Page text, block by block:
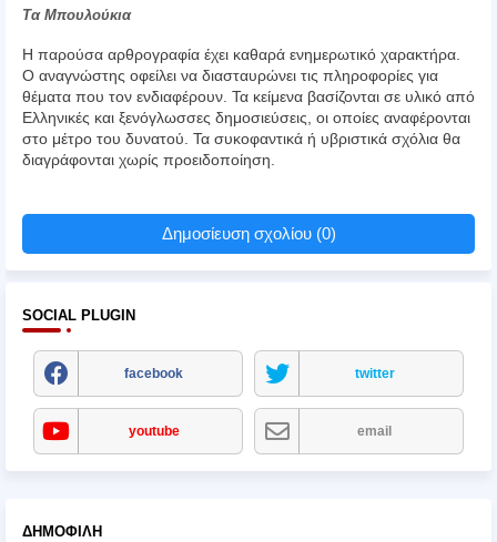
Τα Μπουλούκια
Η παρούσα αρθρογραφία έχει καθαρά ενημερωτικό χαρακτήρα.
Ο αναγνώστης οφείλει να διασταυρώνει τις πληροφορίες για
θέματα που τον ενδιαφέρουν. Τα κείμενα βασίζονται σε υλικό από
Ελληνικές και ξενόγλωσσες δημοσιεύσεις, οι οποίες αναφέρονται
στο μέτρο του δυνατού. Τα συκοφαντικά ή υβριστικά σχόλια θα
διαγράφονται χωρίς προειδοποίηση.
Δημοσίευση σχολίου (0)
SOCIAL PLUGIN
facebook twitter
youtube email
ΔΗΜΟΦΙΛΉ